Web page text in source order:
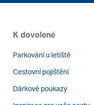
K dovolené
Parkování u letiště
Cestovní pojištění
Dárkové poukazy